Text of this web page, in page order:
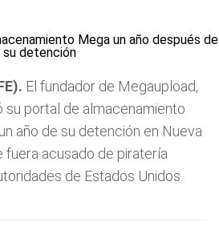
El fundador de Megaupload,
su portal de almacenamiento
año de su detención en Nueva
fuera acusado de piratería
de Estados Unidos.